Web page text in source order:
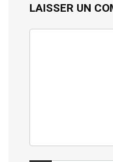
LAISSER UN